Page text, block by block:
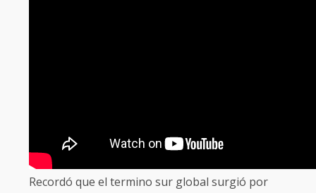
Recordó que el termino sur global surgió por